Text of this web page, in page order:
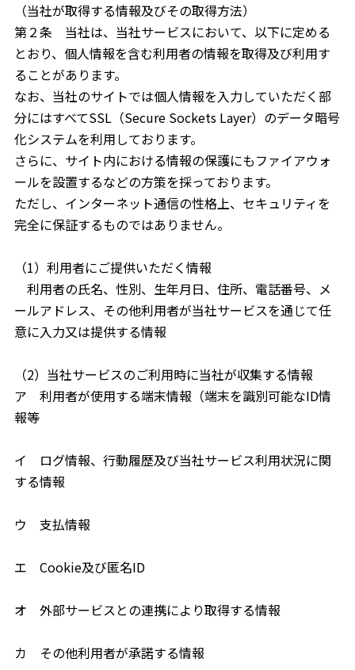
（当社が取得する情報及びその取得方法）
第２条 当社は、当社サービスにおいて、以下に定める
とおり、個人情報を含む利用者の情報を取得及び利用す
ることがあります。
なお、当社のサイトでは個人情報を入力していただく部
分にはすべてSSL（Secure Sockets Layer）のデータ暗号
化システムを利用しております。
さらに、サイト内における情報の保護にもファイアウォ
ールを設置するなどの方策を採っております。
ただし、インターネット通信の性格上、セキュリティを
完全に保証するものではありません。
（1）利用者にご提供いただく情報
利用者の氏名、性別、生年月日、住所、電話番号、メ
ールアドレス、その他利用者が当社サービスを通じて任
意に入力又は提供する情報
（2）当社サービスのご利用時に当社が収集する情報
ア 利用者が使用する端末情報（端末を識別可能なID情
報等
イ ログ情報、行動履歴及び当社サービス利用状況に関
する情報
ウ 支払情報
エ Cookie及び匿名ID
オ 外部サービスとの連携により取得する情報
カ その他利用者が承諾する情報